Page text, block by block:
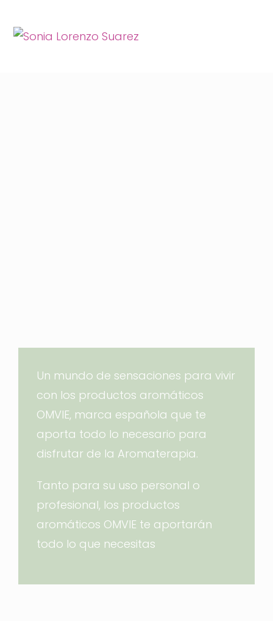
Un mundo de sensaciones para vivir
con los productos aromáticos
OMVIE, marca española que te
aporta todo lo necesario para
disfrutar de la Aromaterapia.
Tanto para su uso personal o
profesional, los productos
aromáticos OMVIE te aportarán
todo lo que necesitas